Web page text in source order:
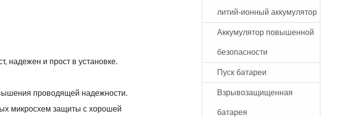
надежен и прост в установке.
проводящей надежности.
микросхем защиты с хорошей
литий-ионный аккумулятор
Аккумулятор повышенной
безопасности
Пуск батареи
Взрывозащищенная
батарея